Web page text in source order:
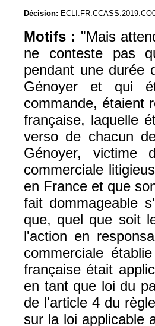
Décision:
Motifs : "Mais
ne conteste pas
pendant une durée
Génoyer et qui
commande, étaient
française, laquelle
verso de chacun
Génoyer, victime
commerciale
en France et que
fait dommageable
que, quel que soit
l'action en
commerciale
française était
en tant que loi du
de l'article 4 du
sur la loi applicable